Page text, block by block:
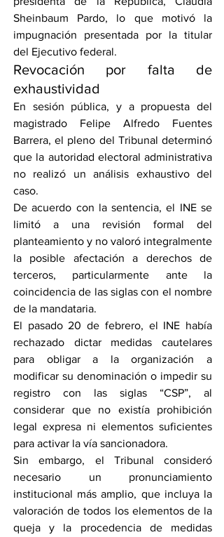
Sheinbaum Pardo, lo que motivó la
impugnación presentada por la titular
del Ejecutivo federal.
Revocación por falta de
exhaustividad
En sesión pública, y a propuesta del
magistrado Felipe Alfredo Fuentes
Barrera, el pleno del Tribunal determinó
que la autoridad electoral administrativa
no realizó un análisis exhaustivo del
caso.
De acuerdo con la sentencia, el INE se
limitó a una revisión formal del
planteamiento y no valoró integralmente
la posible afectación a derechos de
terceros, particularmente ante la
coincidencia de las siglas con el nombre
de la mandataria.
El pasado 20 de febrero, el INE había
rechazado dictar medidas cautelares
para obligar a la organización a
modificar su denominación o impedir su
registro con las siglas “CSP”, al
considerar que no existía prohibición
legal expresa ni elementos suficientes
para activar la vía sancionadora.
Sin embargo, el Tribunal consideró
necesario un pronunciamiento
institucional más amplio, que incluya la
valoración de todos los elementos de la
queja y la procedencia de medidas